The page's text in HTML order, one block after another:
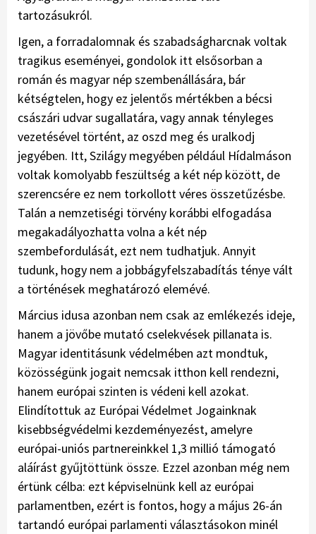
tartozásukról.
Igen, a forradalomnak és szabadságharcnak voltak
tragikus eseményei, gondolok itt elsősorban a
román és magyar nép szembenállására, bár
kétségtelen, hogy ez jelentős mértékben a bécsi
császári udvar sugallatára, vagy annak tényleges
vezetésével történt, az oszd meg és uralkodj
jegyében. Itt, Szilágy megyében például Hídalmáson
voltak komolyabb feszültség a két nép között, de
szerencsére ez nem torkollott véres összetűzésbe.
Talán a nemzetiségi törvény korábbi elfogadása
megakadályozhatta volna a két nép
szembefordulását, ezt nem tudhatjuk. Annyit
tudunk, hogy nem a jobbágyfelszabadítás ténye vált
a történések meghatározó elemévé.
Március idusa azonban nem csak az emlékezés ideje,
hanem a jövőbe mutató cselekvések pillanata is.
Magyar identitásunk védelmében azt mondtuk,
közösségünk jogait nemcsak itthon kell rendezni,
hanem európai szinten is védeni kell azokat.
Elindítottuk az Európai Védelmet Jogainknak
kisebbségvédelmi kezdeményezést, amelyre
európai-uniós partnereinkkel 1,3 millió támogató
aláírást gyűjtöttünk össze. Ezzel azonban még nem
értünk célba: ezt képviselnünk kell az európai
parlamentben, ezért is fontos, hogy a május 26-án
tartandó európai parlamenti választásokon minél